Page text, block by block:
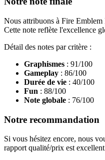
Nous attribuons à Fire Emblem
Cette note reflète l'excellence
Détail des notes par critère :
Graphismes : 91/100
Gameplay : 86/100
Durée de vie : 40/100
Fun : 88/100
Note globale : 76/100
Notre recommandation
Si vous hésitez encore, nous
rapport qualité/prix est